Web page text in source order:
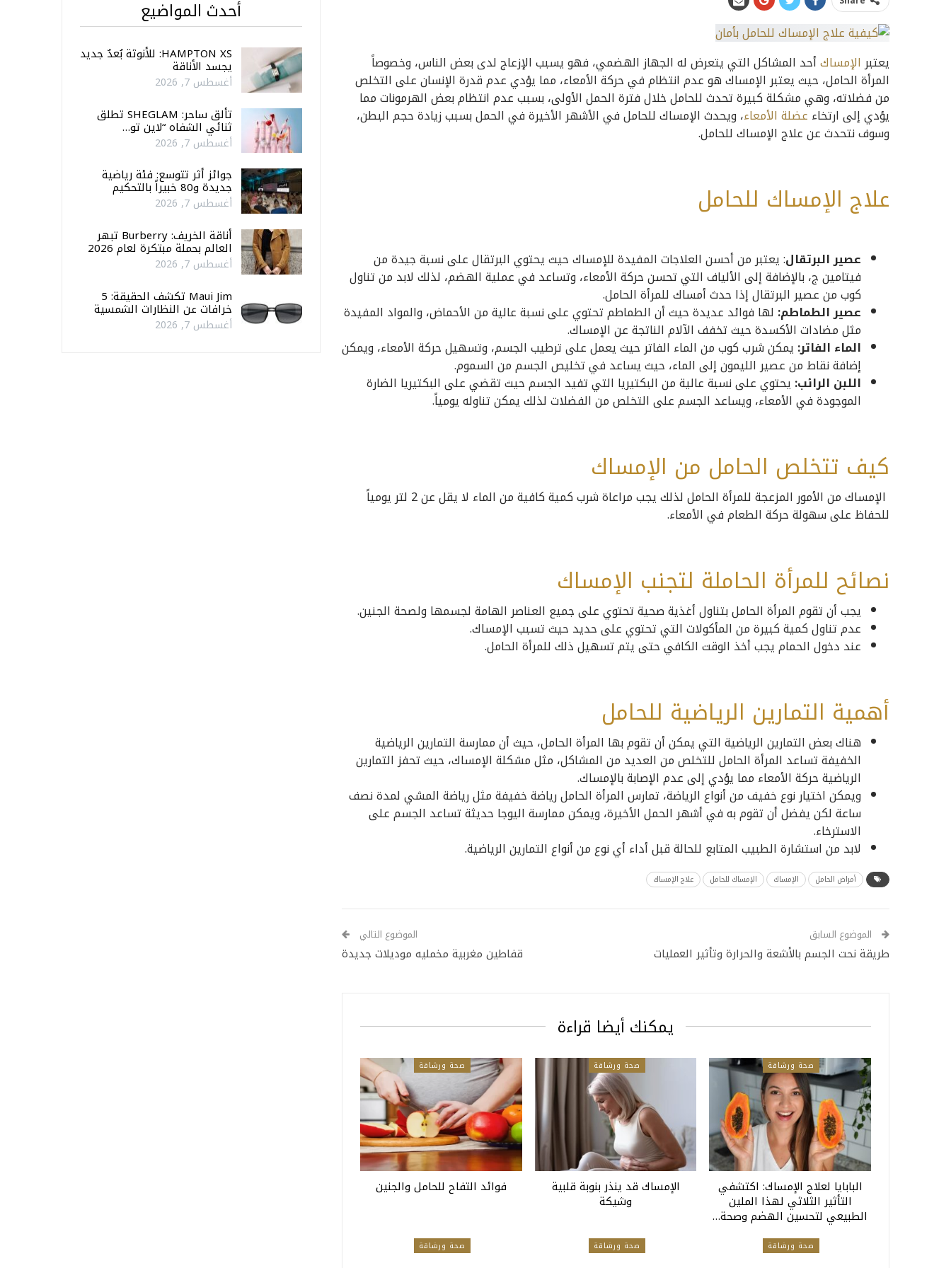
يعتبرالإمساكأحد المشاكل التي يتعرض له الجهاز الهضمي، فهو يسبب الإزعاج لدى بعض الناس، وخصوصاً
المرأة الحامل، حيث يعتبر الإمساك هو عدم انتظام في حركة الأمعاء، مما يؤدي عدم قدرة الإنسان على التخلص
من فضلاته، وهي مشكلة كبيرة تحدث للحامل خلال فترة الحمل الأولى، بسبب عدم انتظام بعض الهرمونات مما
يؤدي إلى ارتخاء عضلة الأمعاء، ويحدث الإمساك للحامل في الأشهر الأخيرة في الحمل بسبب زيادة حجم البطن،
وسوف نتحدث عن علاج الإمساك للحامل.
علاج الإمساك للحامل
عصير البرتقال: يعتبر من أحسن العلاجات المفيدة للإمساك حيث يحتوي البرتقال على نسبة جيدة من
فيتامين ج، بالإضافة إلى الألياف التي تحسن حركة الأمعاء، وتساعد في عملية الهضم، لذلك لابد من تناول
كوب من عصير البرتقال إذا حدث أمساك للمرأة الحامل.
عصير الطماطم: لها فوائد عديدة حيث أن الطماطم تحتوي على نسبة عالية من الأحماض، والمواد المفيدة
مثل مضادات الأكسدة حيث تخفف الآلام الناتجة عن الإمساك.
الماء الفاتر: يمكن شرب كوب من الماء الفاتر حيث يعمل على ترطيب الجسم، وتسهيل حركة الأمعاء، ويمكن
إضافة نقاط من عصير الليمون إلى الماء، حيث يساعد في تخليص الجسم من السموم.
اللبن الرائب: يحتوي على نسبة عالية من البكتيريا التي تفيد الجسم حيث تقضي على البكتيريا الضارة
الموجودة في الأمعاء، ويساعد الجسم على التخلص من الفضلات لذلك يمكن تناوله يومياً.
كيف تتخلص الحامل من الإمساك
الإمساك من الأمور المزعجة للمرأة الحامل لذلك يجب مراعاة شرب كمية كافية من الماء لا يقل عن 2 لتر يومياً
للحفاظ على سهولة حركة الطعام في الأمعاء.
نصائح للمرأة الحاملة لتجنب الإمساك
يجب أن تقوم المرأة الحامل بتناول أغذية صحية تحتوي على جميع العناصر الهامة لجسمها ولصحة الجنين.
عدم تناول كمية كبيرة من المأكولات التي تحتوي على حديد حيث تسبب الإمساك.
عند دخول الحمام يجب أخذ الوقت الكافي حتى يتم تسهيل ذلك للمرأة الحامل.
أهمية التمارين الرياضية للحامل
هناك بعض التمارين الرياضية التي يمكن أن تقوم بها المرأة الحامل، حيث أن ممارسة التمارين الرياضية
الخفيفة تساعد المرأة الحامل للتخلص من العديد من المشاكل، مثل مشكلة الإمساك، حيث تحفز التمارين
الرياضية حركة الأمعاء مما يؤدي إلى عدم الإصابة بالإمساك.
ويمكن اختيار نوع خفيف من أنواع الرياضة، تمارس المرأة الحامل رياضة خفيفة مثل رياضة المشي لمدة نصف
ساعة لكن يفضل أن تقوم به في أشهر الحمل الأخيرة، ويمكن ممارسة اليوجا حديثة تساعد الجسم على
الاسترخاء.
لابد من استشارة الطبيب المتابع للحالة قبل أداء أي نوع من أنواع التمارين الرياضية.
أمراض الحامل الإمساك الإمساك للحامل علاج الإمساك
الموضوع السابق
طريقة نحت الجسم بالأشعة والحرارة وتأثير العمليات
الموضوع التالي
قفاطين مغربية مخمليه موديلات جديدة
يمكنك أيضا قراءة
صحة ورشاقة
البابايا لعلاج الإمساك: اكتشفي
التأثير الثلاثي لهذا الملين
الطبيعي لتحسين الهضم وصحة…
صحة ورشاقة
الإمساك قد ينذر بنوبة قلبية
وشيكة
صحة ورشاقة
فوائد التفاح للحامل والجنين
صحة ورشاقة صحة ورشاقة صحة ورشاقة
أحدث المواضيع
HAMPTON XS: للأنوثة بُعدٌ جديد
يجسد الأناقة
أغسطس 7, 2026
تألق ساحر: SHEGLAM تطلق
ثنائي الشفاه “لاين تو…
أغسطس 7, 2026
جوائز أثر تتوسع: فئة رياضية
جديدة و80 خبيراً بالتحكيم
أغسطس 7, 2026
أناقة الخريف: Burberry تبهر
العالم بحملة مبتكرة لعام 2026
أغسطس 7, 2026
Maui Jim تكشف الحقيقة: 5
خرافات عن النظارات الشمسية
أغسطس 7, 2026